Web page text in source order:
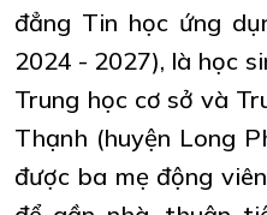
đẳng Tin học ứng
2024 - 2027), là học
Trung học cơ sở và
Thạnh (huyện Long
được ba mẹ động